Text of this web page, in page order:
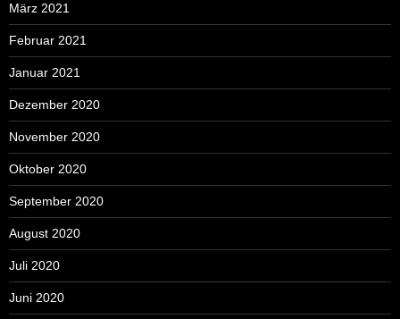
März 2021
Februar 2021
Januar 2021
Dezember 2020
November 2020
Oktober 2020
September 2020
August 2020
Juli 2020
Juni 2020